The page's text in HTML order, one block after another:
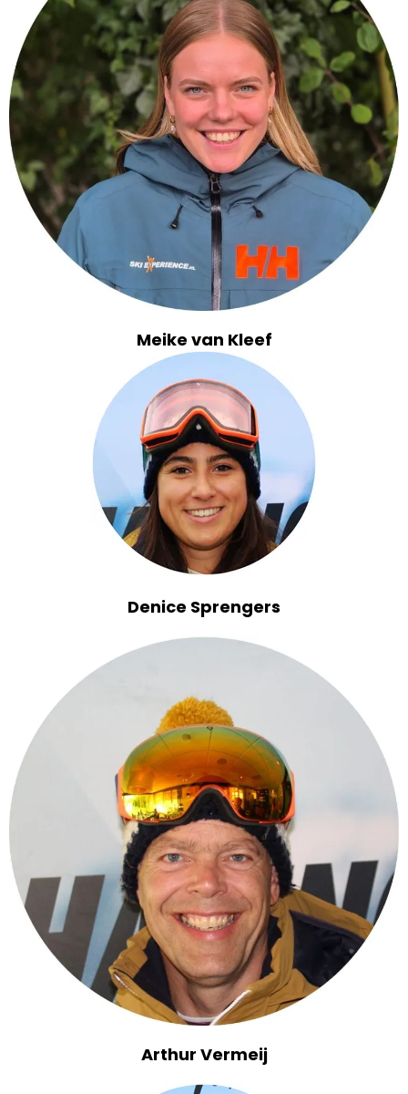
Meike van Kleef
Denice Sprengers
Arthur Vermeij